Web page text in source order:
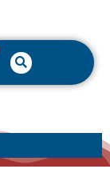
Buscar